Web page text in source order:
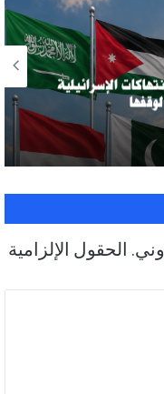
الإسرائيلية
الحقول الإلزامية